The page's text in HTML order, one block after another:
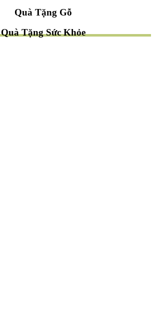
Quà Tặng Gỗ
Quà Tặng Sức Khỏe